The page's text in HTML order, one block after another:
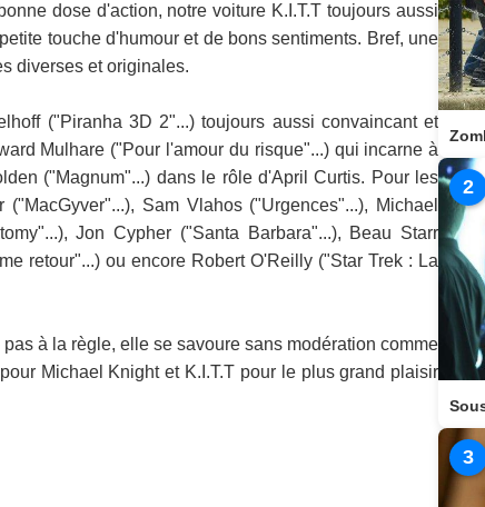
dose d'action, notre voiture K.I.T.T toujours aussi
touche d'humour et de bons sentiments. Bref, une
diverses et originales.
("Piranha 3D 2"...) toujours aussi convaincant et
Mulhare ("Pour l'amour du risque"...) qui incarne à
("Magnum"...) dans le rôle d'April Curtis. Pour les
Sam Vlahos ("Urgences"...), Michael
Jon Cypher ("Santa Barbara"...), Beau Starr
retour"...) ou encore Robert O'Reilly ("Star Trek : La
à la règle, elle se savoure sans modération comme
Michael Knight et K.I.T.T pour le plus grand plaisir
2
3